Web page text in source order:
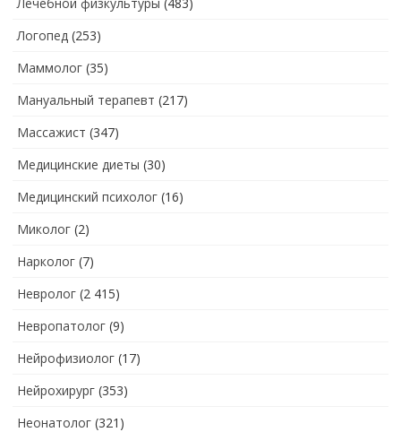
Логопед (253)
Маммолог (35)
Мануальный терапевт (217)
Массажист (347)
Медицинские диеты (30)
Медицинский психолог (16)
Миколог (2)
Нарколог (7)
Невролог (2 415)
Невропатолог (9)
Нейрофизиолог (17)
Нейрохирург (353)
Неонатолог (321)